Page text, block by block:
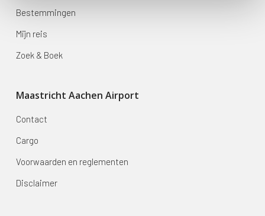
Bestemmingen
Mijn reis
Zoek & Boek
Maastricht Aachen Airport
Contact
Cargo
Voorwaarden en reglementen
Disclaimer